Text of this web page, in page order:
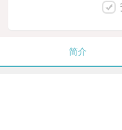
简介